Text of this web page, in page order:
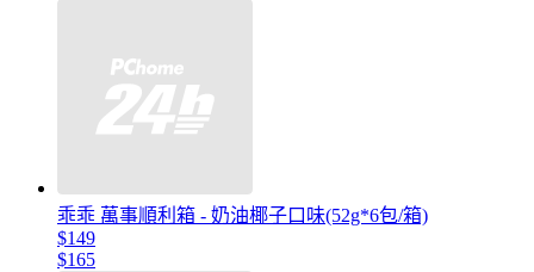
乖乖 萬事順利箱 - 奶油椰子口味(52g*6包/箱)
$149
$165